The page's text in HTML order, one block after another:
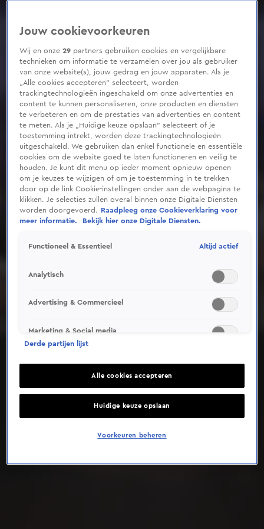
Deze video is niet beschikbaar op je huidige locatie
Jouw cookievoorkeuren
Wij en onze29 partners gebruiken cookies en vergelijkbare
technieken om informatie te verzamelen over jou als gebruiker
van onze website(s), jouw gedrag en jouw apparaten. Als je
„Alle cookies accepteren” selecteert, worden
trackingtechnologieën ingeschakeld om onze advertenties en
content te kunnen personaliseren, onze producten en diensten
te verbeteren en om de prestaties van advertenties en content
te meten. Als je „Huidige keuze opslaan” selecteert of je
toestemming intrekt, worden deze trackingtechnologieën
uitgeschakeld. We gebruiken dan enkel functionele en essentiële
cookies om de website goed te laten functioneren en veilig te
houden. Je kunt dit menu op ieder moment opnieuw openen
om je keuzes te wijzigen of om je toestemming in te trekken
door op de link Cookie-instellingen onder aan de webpagina te
klikken. Je selecties zullen overal binnen onze Digitale Diensten
worden doorgevoerd.
Raadpleeg onze Cookieverklaring voor
meer informatie.
Bekijk hier onze Digitale Diensten.
Functioneel & Essentieel Altijd actief
Analytisch
Advertising & Commercieel
Marketing & Social media
Derde partijen lijst
Alle cookies accepteren
Huidige keuze opslaan
Voorkeuren beheren